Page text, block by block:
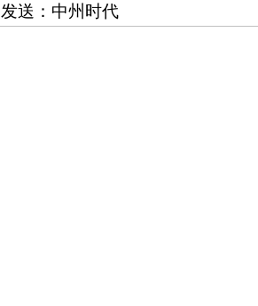
发送：中州时代